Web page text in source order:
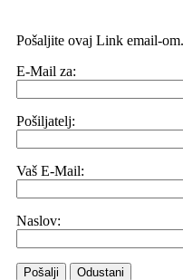
Pošaljite ovaj Link email-om.
E-Mail za:
Pošiljatelj:
Vaš E-Mail:
Naslov:
Pošalji Odustani